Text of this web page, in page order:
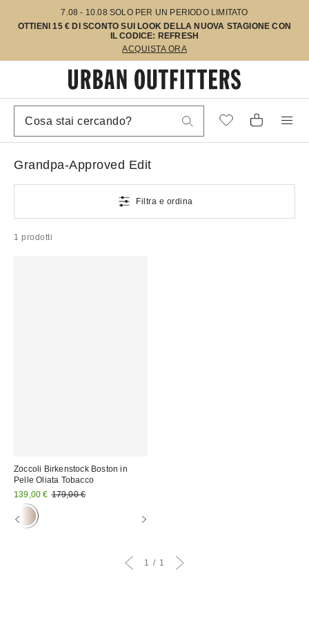
7.08 - 10.08 SOLO PER UN PERIODO LIMITATO
OTTIENI 15 € DI SCONTO SUI LOOK DELLA NUOVA STAGIONE CON
IL CODICE: REFRESH
ACQUISTA ORA
Grandpa-Approved Edit
Filtra e ordina
1 prodotti
Zoccoli Birkenstock Boston in
Pelle Oliata Tobacco
Prezzo
vendita:
139,00 € Prezzo
179,00 €
1 1